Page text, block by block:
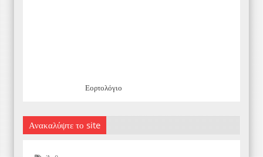
Εορτολόγιο
Ανακαλύψτε το site